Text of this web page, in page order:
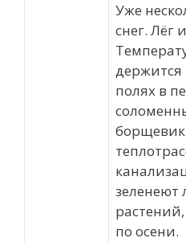
Уже
снег. Лёг
держится
полях в
зеленеют
по осени.